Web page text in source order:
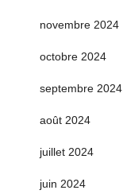
novembre 2024
octobre 2024
septembre 2024
août 2024
juillet 2024
juin 2024